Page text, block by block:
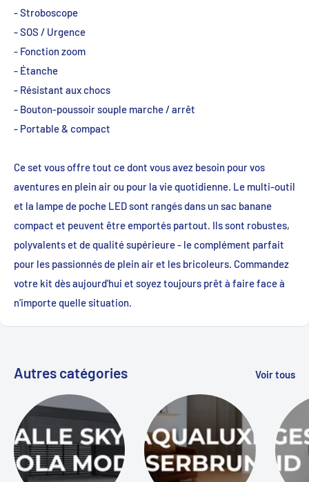
- Stroboscope
- SOS / Urgence
- Fonction zoom
- Étanche
- Résistant aux chocs
- Bouton-poussoir souple marche / arrêt
- Portable & compact
Ce set vous offre tout ce dont vous avez besoin pour vos
aventures en plein air ou pour la vie quotidienne. Le multi-outil
et la lampe de poche LED sont rangés dans un sac banane
compact et peuvent être emportés partout. Ils sont robustes,
polyvalents et de qualité supérieure - le complément parfait
pour les passionnés de plein air et les bricoleurs. Commandez
votre kit dès aujourd'hui et soyez toujours prêt à faire face à
n'importe quelle situation.
Autres catégories Voir tous